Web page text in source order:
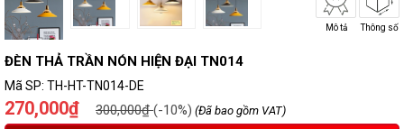
Mô tả Thông số
ĐÈN THẢ TRẦN NÓN HIỆN ĐẠI TN014
Mã SP: TH-HT-TN014-DE
270,000₫ 300,000₫(-10%) (Đã bao gồm VAT)